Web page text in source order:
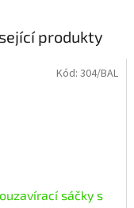
produkty
sáčky s
Kód: 304/BAL